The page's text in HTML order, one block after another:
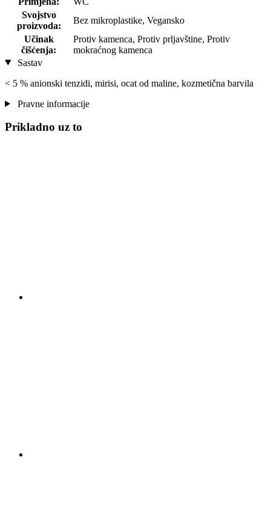
Svojstvo
proizvoda:
Bez mikroplastike, Vegansko
Učinak
čišćenja:
Protiv kamenca, Protiv prljavštine, Protiv
mokraćnog kamenca
Sastav
< 5 % anionski tenzidi, mirisi, ocat od maline, kozmetična barvila
Pravne informacije
Prikladno uz to